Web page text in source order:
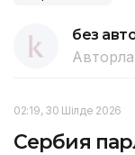
без
02:19, 30 Шілде 2026
Сербия